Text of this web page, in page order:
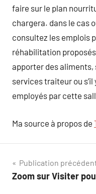
faire sur le plan
chargera. dans le cas
consultez les emplois
réhabilitation
apporter des aliments,
services traiteur ou
employés par cette
Ma source à propos de
Navigation
de
Publication
Zoom sur Visiter